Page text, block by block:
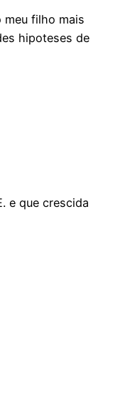
meu filho mais
hipoteses de
e que crescida